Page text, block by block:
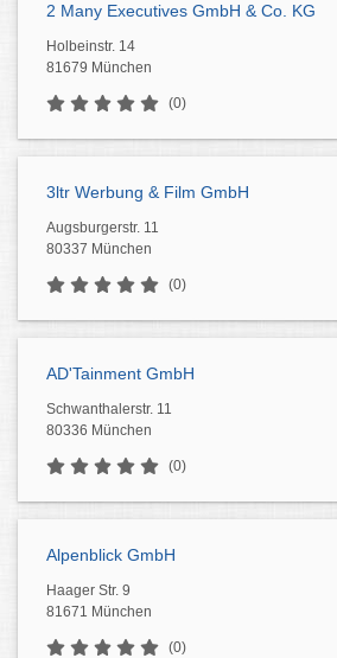
2 Many Executives GmbH & Co. KG
Holbeinstr. 14
81679 München
(0)
3ltr Werbung & Film GmbH
Augsburgerstr. 11
80337 München
(0)
AD'Tainment GmbH
Schwanthalerstr. 11
80336 München
(0)
Alpenblick GmbH
Haager Str. 9
81671 München
(0)